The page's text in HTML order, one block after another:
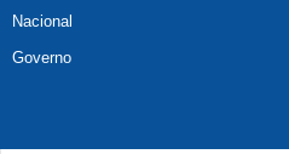
Nacional
Governo